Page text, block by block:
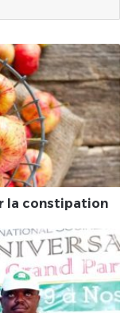
la constipation